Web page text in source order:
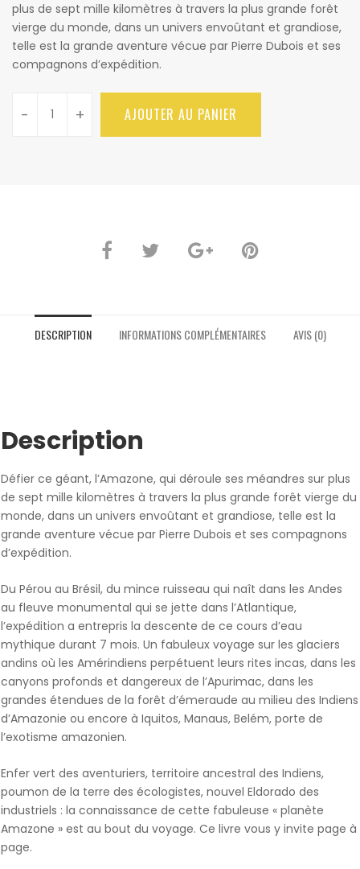
plus de sept mille kilomètres à travers la plus grande forêt
vierge du monde, dans un univers envoûtant et grandiose,
telle est la grande aventure vécue par Pierre Dubois et ses
compagnons d’expédition.
- + AJOUTER AU PANIER
DESCRIPTION INFORMATIONS COMPLÉMENTAIRES AVIS (0)
Description
Défier ce géant, l’Amazone, qui déroule ses méandres sur plus
de sept mille kilomètres à travers la plus grande forêt vierge du
monde, dans un univers envoûtant et grandiose, telle est la
grande aventure vécue par Pierre Dubois et ses compagnons
d’expédition.
Du Pérou au Brésil, du mince ruisseau qui naît dans les Andes
au fleuve monumental qui se jette dans l’Atlantique,
l’expédition a entrepris la descente de ce cours d’eau
mythique durant 7 mois. Un fabuleux voyage sur les glaciers
andins où les Amérindiens perpétuent leurs rites incas, dans les
canyons profonds et dangereux de l’Apurimac, dans les
grandes étendues de la forêt d’émeraude au milieu des Indiens
d’Amazonie ou encore à Iquitos, Manaus, Belém, porte de
l’exotisme amazonien.
Enfer vert des aventuriers, territoire ancestral des Indiens,
poumon de la terre des écologistes, nouvel Eldorado des
industriels : la connaissance de cette fabuleuse « planète
Amazone » est au bout du voyage. Ce livre vous y invite page à
page.